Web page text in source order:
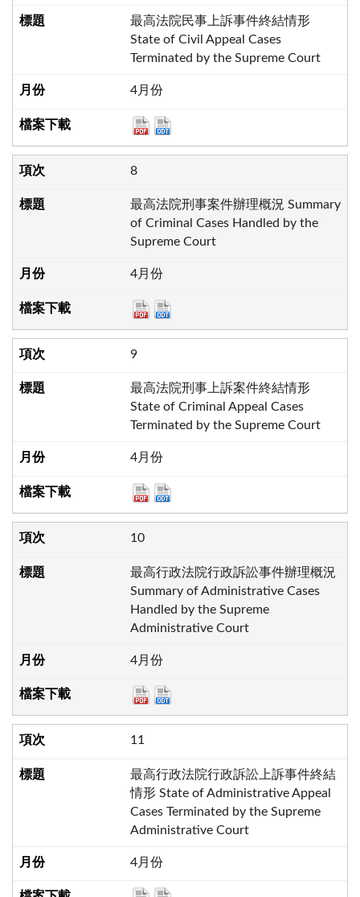
最高法院民事上訴事件終結情形
State of Civil Appeal Cases
Terminated by the Supreme Court
4月份
8
最高法院刑事案件辦理概況 Summary
of Criminal Cases Handled by the
Supreme Court
4月份
9
最高法院刑事上訴案件終結情形
State of Criminal Appeal Cases
Terminated by the Supreme Court
4月份
10
最高行政法院行政訴訟事件辦理概況
Summary of Administrative Cases
Handled by the Supreme
Administrative Court
4月份
11
最高行政法院行政訴訟上訴事件終結
情形 State of Administrative Appeal
Cases Terminated by the Supreme
Administrative Court
4月份